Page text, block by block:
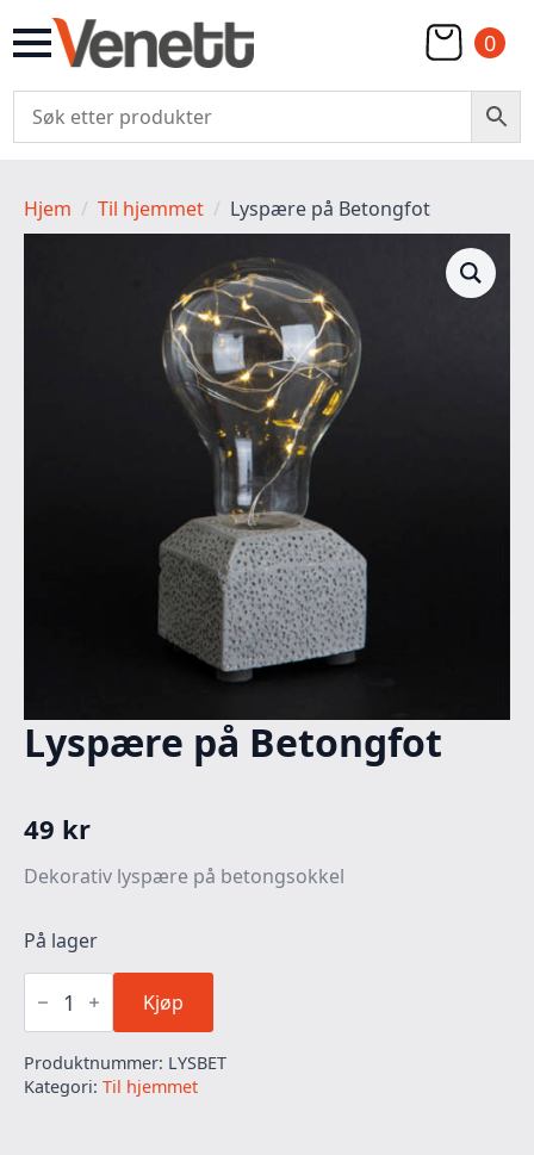
0
Hjem Til hjemmet Lyspære på Betongfot
Lyspære på Betongfot
49 kr
Dekorativ lyspære på betongsokkel
På lager
Lyspære
på
Betongfot
Kjøp
Produktnummer: LYSBET
Kategori: Til hjemmet